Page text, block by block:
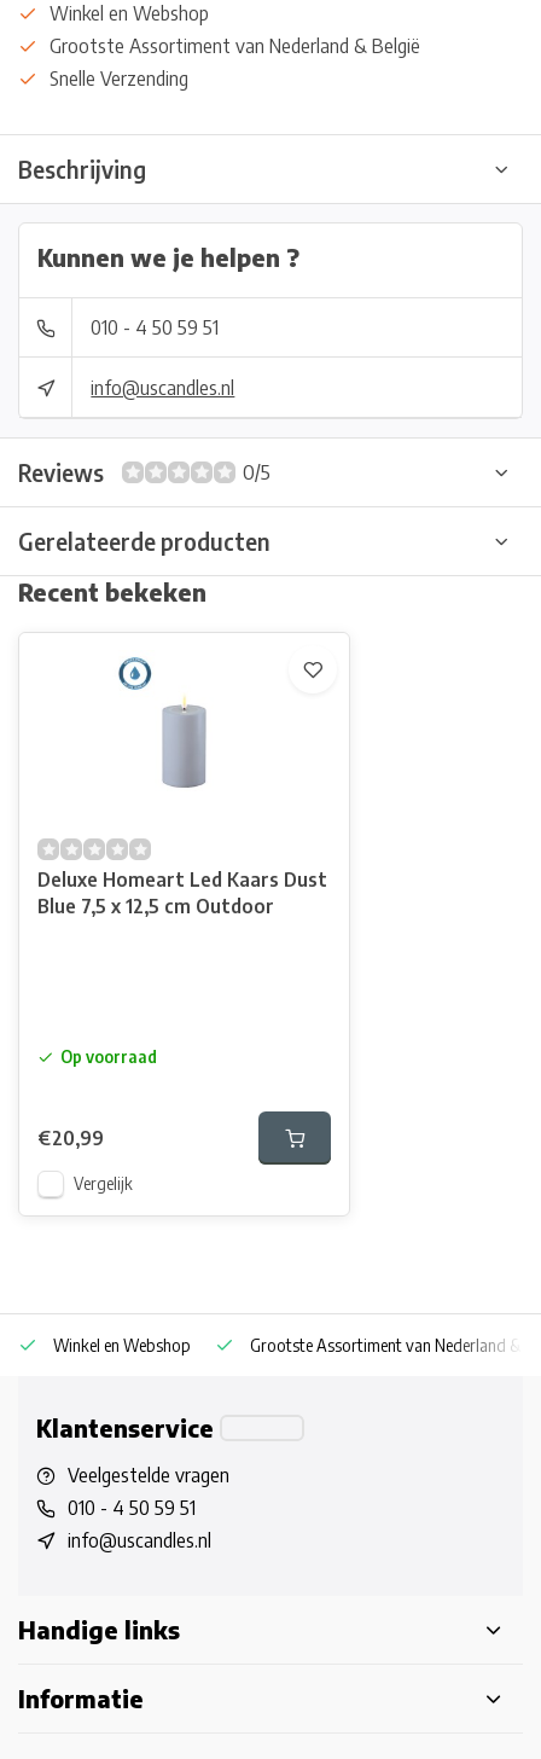
Winkel en Webshop
Grootste Assortiment van Nederland & België
Snelle Verzending
Beschrijving
Kunnen we je helpen ?
010 - 4 50 59 51
info@uscandles.nl
Reviews 0/5
Gerelateerde producten
Recent bekeken
Deluxe Homeart Led Kaars Dust
Blue 7,5 x 12,5 cm Outdoor
Op voorraad
€20,99
Vergelijk
Winkel en Webshop Grootste Assortiment van Nederland &
Klantenservice
Veelgestelde vragen
010 - 4 50 59 51
info@uscandles.nl
Handige links
Informatie